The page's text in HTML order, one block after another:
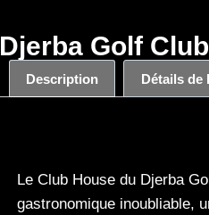
Djerba Golf
Description Détails de
Le Club House du Djerba
gastronomique inoubliable,